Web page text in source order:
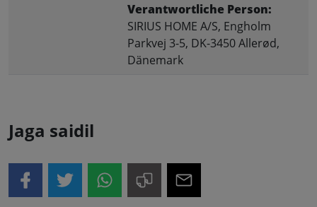
Verantwortliche Person:
SIRIUS HOME A/S, Engholm
Parkvej 3-5, DK-3450 Allerød,
Dänemark
Jaga saidil